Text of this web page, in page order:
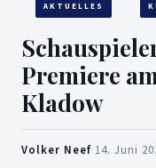
AKTUELLES
Premiere
Kladow
Volker Neef 14. Juni